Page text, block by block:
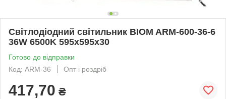
Світлодіодний світильник BIOM ARM-600-36-6
36W 6500K 595x595x30
Готово до відправки
Код: ARM-36
Опт і роздріб
417,70 ₴